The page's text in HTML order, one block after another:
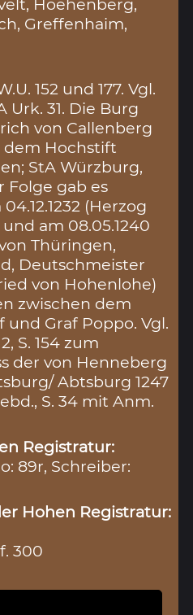
Greffenhaim,
152 und 177. Vgl.
Urk. 31. Die Burg
von Callenberg
dem Hochstift
StA Würzburg,
Folge gab es
(Herzog
am 08.05.1240
Thüringen,
Deutschmeister
von Hohenlohe)
zwischen dem
Graf Poppo. Vgl.
S. 154 zum
der von Henneberg
Abtsburg 1247
S. 34 mit Anm.
Registratur:
89r, Schreiber:
Hohen Registratur:
300